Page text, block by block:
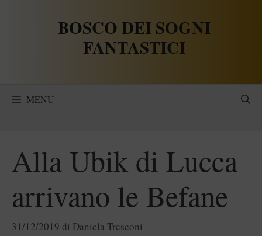
BOSCO DEI SOGNI
FANTASTICI
MENU
Alla Ubik di Lucca
arrivano le Befane
31/12/2019 di Daniela Tresconi